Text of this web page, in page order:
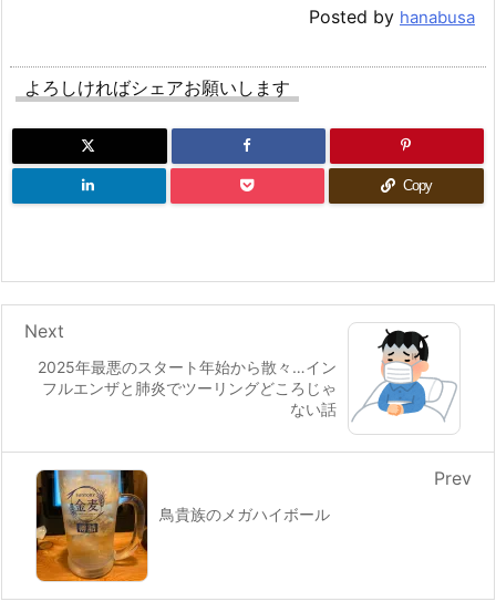
Posted by hanabusa
よろしければシェアお願いします
Copy
2025年最悪のスタート年始から散々…イン
フルエンザと肺炎でツーリングどころじゃ
ない話
Next
鳥貴族のメガハイボール
Prev